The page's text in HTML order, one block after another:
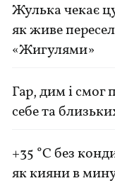
Жулька чекає
як живе
«Жигулями»
Гар, дим і смог
себе та
+35 °C без
як кияни в